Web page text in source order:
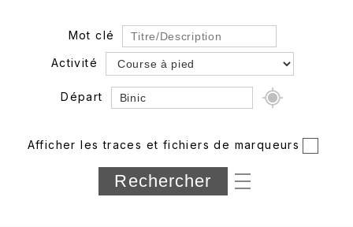
Mot clé
Activité
Départ
Département
Longueur min/max
Afficher les traces et fichiers de marqueurs